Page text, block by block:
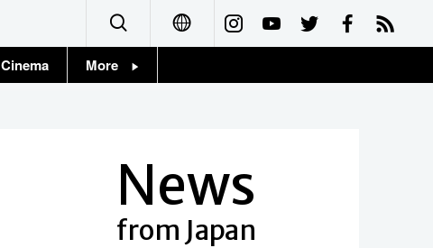
Français
Cinema More
News
from Japan